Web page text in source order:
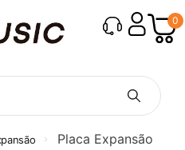
0
Placa Expansão